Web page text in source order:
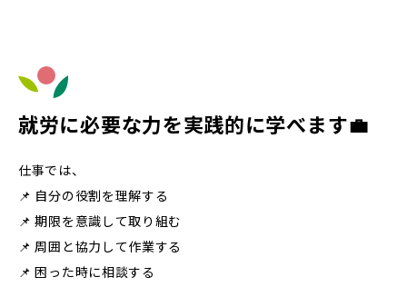
就労に必要な力を実践的に学べます💼
仕事では、
📌 自分の役割を理解する
📌 期限を意識して取り組む
📌 周囲と協力して作業する
📌 困った時に相談する